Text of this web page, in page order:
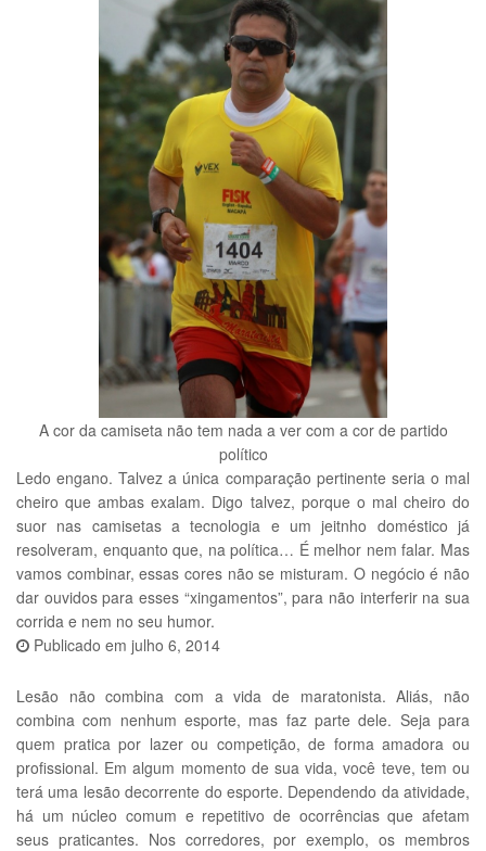
A cor da camiseta não tem nada a ver com a cor de partido
político
Ledo engano. Talvez a única comparação pertinente seria o mal
cheiro que ambas exalam. Digo talvez, porque o mal cheiro do
suor nas camisetas a tecnologia e um jeitnho doméstico já
resolveram, enquanto que, na política… É melhor nem falar. Mas
vamos combinar, essas cores não se misturam. O negócio é não
dar ouvidos para esses “xingamentos”, para não interferir na sua
corrida e nem no seu humor.
Publicado em julho 6, 2014
Lesão não combina com a vida de maratonista. Aliás, não
combina com nenhum esporte, mas faz parte dele. Seja para
quem pratica por lazer ou competição, de forma amadora ou
profissional. Em algum momento de sua vida, você teve, tem ou
terá uma lesão decorrente do esporte. Dependendo da atividade,
há um núcleo comum e repetitivo de ocorrências que afetam
seus praticantes. Nos corredores, por exemplo, os membros